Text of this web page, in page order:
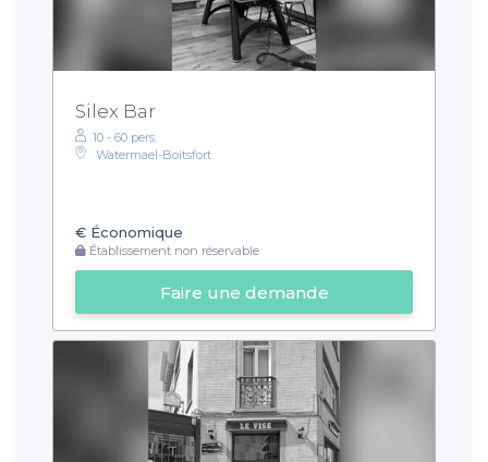
Silex Bar
10 - 60 pers.
Watermael-Boitsfort
€ Économique
Établissement non réservable
Faire une demande